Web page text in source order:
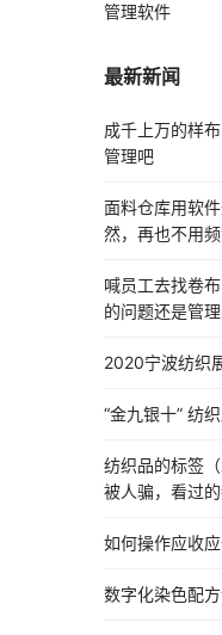
管理软件
最新新闻
成千上万的样
管理吧
面料仓库用软
然，再也不用
喊员工去找卷
的问题还是管
2020宁波纺织
“金九银十” 纺
纺织品的标签
被人骗，看过
如何操作应收
数字化染色配